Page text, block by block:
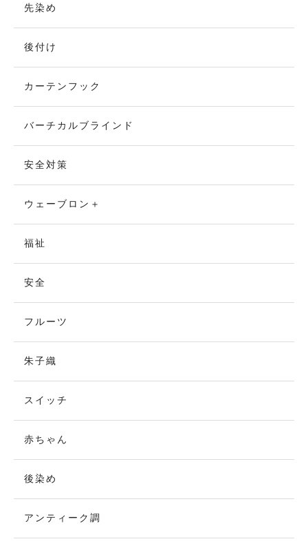
先染め
後付け
カーテンフック
バーチカルブラインド
安全対策
ウェーブロン＋
福祉
安全
フルーツ
朱子織
スイッチ
赤ちゃん
後染め
アンティーク調